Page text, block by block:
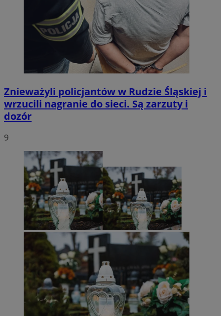
Znieważyli policjantów w Rudzie Śląskiej i
wrzucili nagranie do sieci. Są zarzuty i
dozór
9